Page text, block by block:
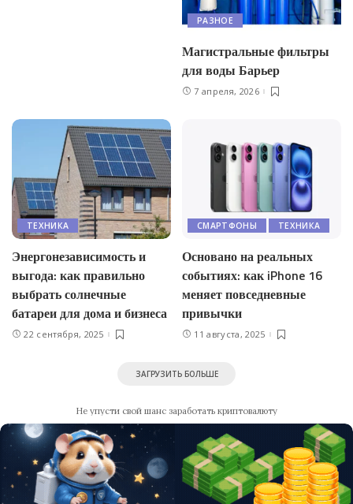
РАЗНОЕ
Магистральные фильтры
для воды Барьер
7 апреля, 2026
ТЕХНИКА
Энергонезависимость и
выгода: как правильно
выбрать солнечные
батареи для дома и бизнеса
22 сентября, 2025
СМАРТФОНЫ ТЕХНИКА
Основано на реальных
событиях: как iPhone 16
меняет повседневные
привычки
11 августа, 2025
ЗАГРУЗИТЬ БОЛЬШЕ
Не упусти свой шанс заработать криптовалюту